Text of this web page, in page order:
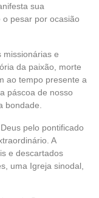
sua
pesar por ocasião
missionárias e
da paixão, morte
ao tempo presente a
páscoa de nosso
bondade.
pelo pontificado
A
e descartados
uma Igreja sinodal,